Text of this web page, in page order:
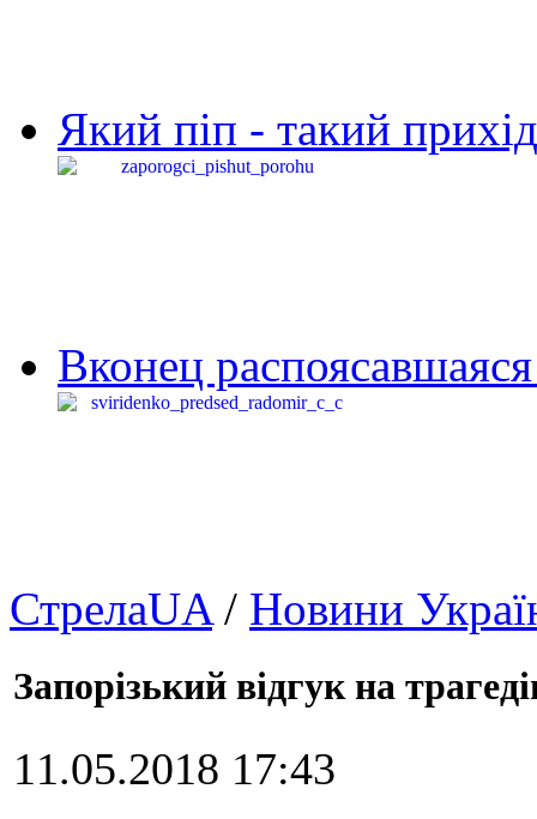
Який піп - такий
Вконец
СтрелаUA/ Новини
Запорізький відгук на
11.05.2018 17:43